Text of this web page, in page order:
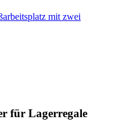
mit zwei
für Lagerregale